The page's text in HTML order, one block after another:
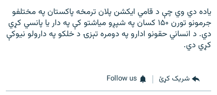
ياده دي وي چې د قامي ايکشن پلان ترمخه پاکستان په مختلفو
جرمونو تورن ۱۵۰ کسان په شپږو مياشتو کې په دار يا پانسي کړي
دي. د انساني حقونو ادارو په دومره تېزۍ د خلکو په دارولو نيوکې
کړي دي.
شریک کړئ Follow us